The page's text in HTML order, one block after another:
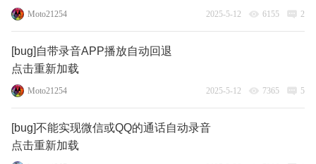
Moto21254 2025-5-12 6155 2
[bug]自带录音APP播放自动回退
点击重新加载
Moto21254 2025-5-12 7365 5
[bug]不能实现微信或QQ的通话自动录音
点击重新加载